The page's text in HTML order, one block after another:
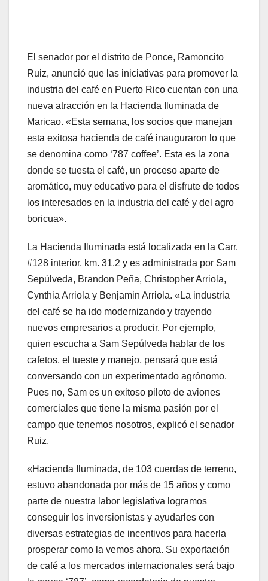
El senador por el distrito de Ponce, Ramoncito
Ruiz, anunció que las iniciativas para promover la
industria del café en Puerto Rico cuentan con una
nueva atracción en la Hacienda Iluminada de
Maricao. «Esta semana, los socios que manejan
esta exitosa hacienda de café inauguraron lo que
se denomina como ‘787 coffee’. Esta es la zona
donde se tuesta el café, un proceso aparte de
aromático, muy educativo para el disfrute de todos
los interesados en la industria del café y del agro
boricua».
La Hacienda Iluminada está localizada en la Carr.
#128 interior, km. 31.2 y es administrada por Sam
Sepúlveda, Brandon Peña, Christopher Arriola,
Cynthia Arriola y Benjamin Arriola. «La industria
del café se ha ido modernizando y trayendo
nuevos empresarios a producir. Por ejemplo,
quien escucha a Sam Sepúlveda hablar de los
cafetos, el tueste y manejo, pensará que está
conversando con un experimentado agrónomo.
Pues no, Sam es un exitoso piloto de aviones
comerciales que tiene la misma pasión por el
campo que tenemos nosotros, explicó el senador
Ruiz.
«Hacienda Iluminada, de 103 cuerdas de terreno,
estuvo abandonada por más de 15 años y como
parte de nuestra labor legislativa logramos
conseguir los inversionistas y ayudarles con
diversas estrategias de incentivos para hacerla
prosperar como la vemos ahora. Su exportación
de café a los mercados internacionales será bajo